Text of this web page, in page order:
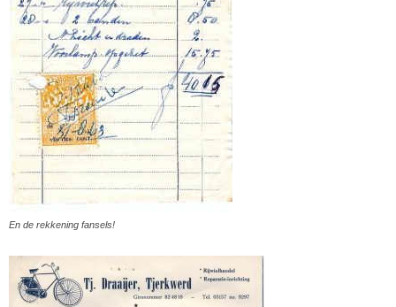
En de rekkening fansels!